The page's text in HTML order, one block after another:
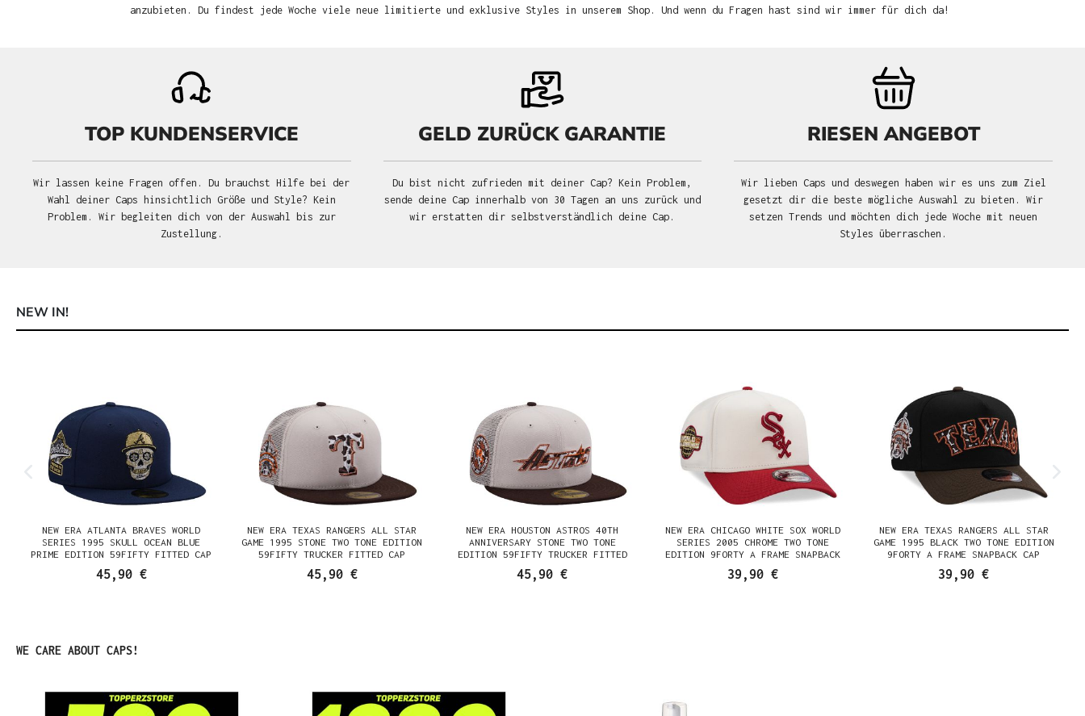
anzubieten. Du findest jede Woche viele neue limitierte und exklusive Styles in unserem Shop. Und wenn du Fragen hast sind wir immer für dich da!
TOP KUNDENSERVICE
Wir lassen keine Fragen offen. Du brauchst Hilfe bei der
Wahl deiner Caps hinsichtlich Größe und Style? Kein
Problem. Wir begleiten dich von der Auswahl bis zur
Zustellung.
GELD ZURÜCK GARANTIE
Du bist nicht zufrieden mit deiner Cap? Kein Problem,
sende deine Cap innerhalb von 30 Tagen an uns zurück und
wir erstatten dir selbstverständlich deine Cap.
RIESEN ANGEBOT
Wir lieben Caps und deswegen haben wir es uns zum Ziel
gesetzt dir die beste mögliche Auswahl zu bieten. Wir
setzen Trends und möchten dich jede Woche mit neuen
Styles überraschen.
NEW IN!
NEW ERA ATLANTA BRAVES WORLD
SERIES 1995 SKULL OCEAN BLUE
PRIME EDITION 59FIFTY FITTED CAP
45,90 €
NEW ERA TEXAS RANGERS ALL STAR
GAME 1995 STONE TWO TONE EDITION
59FIFTY TRUCKER FITTED CAP
45,90 €
NEW ERA HOUSTON ASTROS 40TH
ANNIVERSARY STONE TWO TONE
EDITION 59FIFTY TRUCKER FITTED
CAP
45,90 €
NEW ERA CHICAGO WHITE SOX WORLD
SERIES 2005 CHROME TWO TONE
EDITION 9FORTY A FRAME SNAPBACK
CAP
39,90 €
NEW ERA TEXAS RANGERS ALL STAR
GAME 1995 BLACK TWO TONE EDITION
9FORTY A FRAME SNAPBACK CAP
39,90 €
Produktgalerie überspringen
WE CARE ABOUT CAPS!